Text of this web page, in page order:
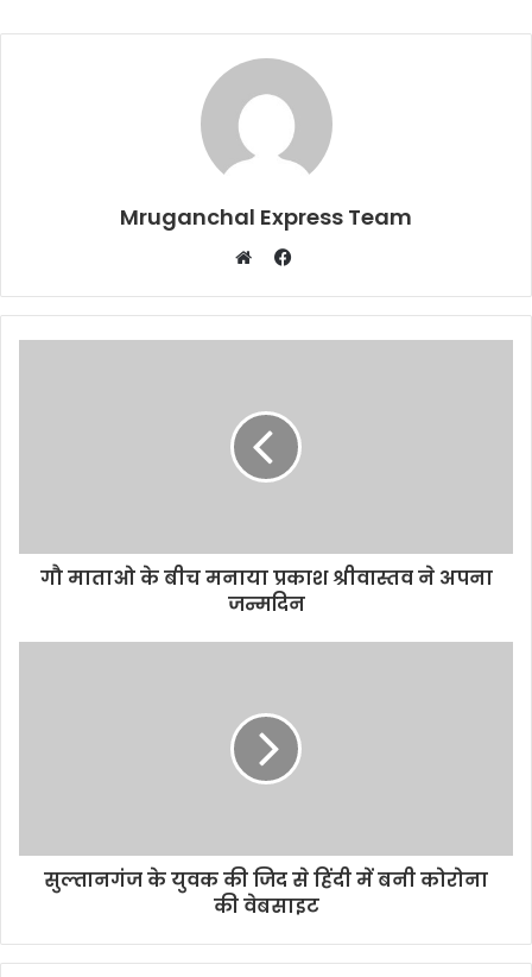
Mruganchal Express Team
Facebook
गौ माताओ के बीच मनाया प्रकाश श्रीवास्तव ने अपना
जन्मदिन
सुल्तानगंज के युवक की जिद से हिंदी में बनी कोरोना
की वेबसाइट